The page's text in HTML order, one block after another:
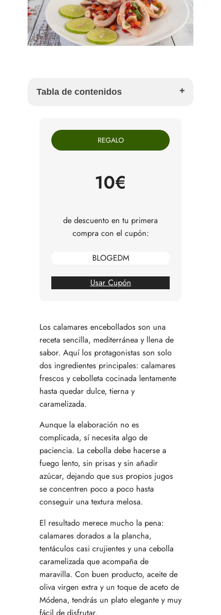
Tabla de contenidos
Ingredientes para 2 personas
Cómo hacer calamares encebollados paso a
paso
REGALO
10€
de descuento en tu primera
compra con el cupón:
BLOGEDM
Usar Cupón
Los calamares encebollados son una
receta sencilla, mediterránea y llena de
sabor. Aquí los protagonistas son solo
dos ingredientes principales: calamares
frescos y cebolleta cocinada lentamente
hasta quedar dulce, tierna y
caramelizada.
Aunque la elaboración no es
complicada, sí necesita algo de
paciencia. La cebolla debe hacerse a
fuego lento, sin prisas y sin añadir
azúcar, dejando que sus propios jugos
se concentren poco a poco hasta
conseguir una textura melosa.
El resultado merece mucho la pena:
calamares dorados a la plancha,
tentáculos casi crujientes y una cebolla
caramelizada que acompaña de
maravilla. Con buen producto, aceite de
oliva virgen extra y un toque de aceto de
Módena, tendrás un plato elegante y muy
fácil de disfrutar.